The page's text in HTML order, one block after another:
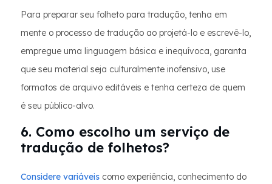
Para preparar seu folheto para tradução, tenha em
mente o processo de tradução ao projetá-lo e escrevê-lo,
empregue uma linguagem básica e inequívoca, garanta
que seu material seja culturalmente inofensivo, use
formatos de arquivo editáveis e tenha certeza de quem
é seu público-alvo.
6. Como escolho um serviço de
tradução de folhetos?
Considere variáveis como experiência, conhecimento do